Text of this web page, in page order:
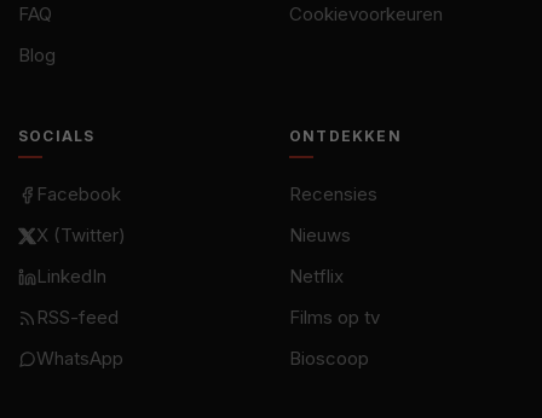
FAQ
Blog
Cookievoorkeuren
SOCIALS
Facebook
X (Twitter)
LinkedIn
RSS-feed
WhatsApp
ONTDEKKEN
Recensies
Nieuws
Netflix
Films op tv
Bioscoop